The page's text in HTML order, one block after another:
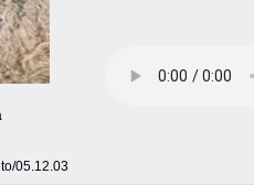
05.12.03